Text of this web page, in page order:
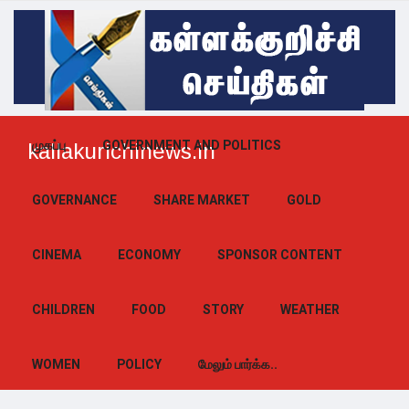
kallakurichinews.in
முகப்பு GOVERNMENT AND POLITICS
GOVERNANCE SHARE MARKET GOLD
CINEMA ECONOMY SPONSOR CONTENT
CHILDREN FOOD STORY WEATHER
WOMEN POLICY மேலும் பார்க்க..